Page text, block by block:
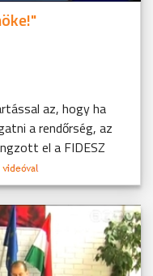
az, hogy ha
a rendőrség, az
el a FIDESZ